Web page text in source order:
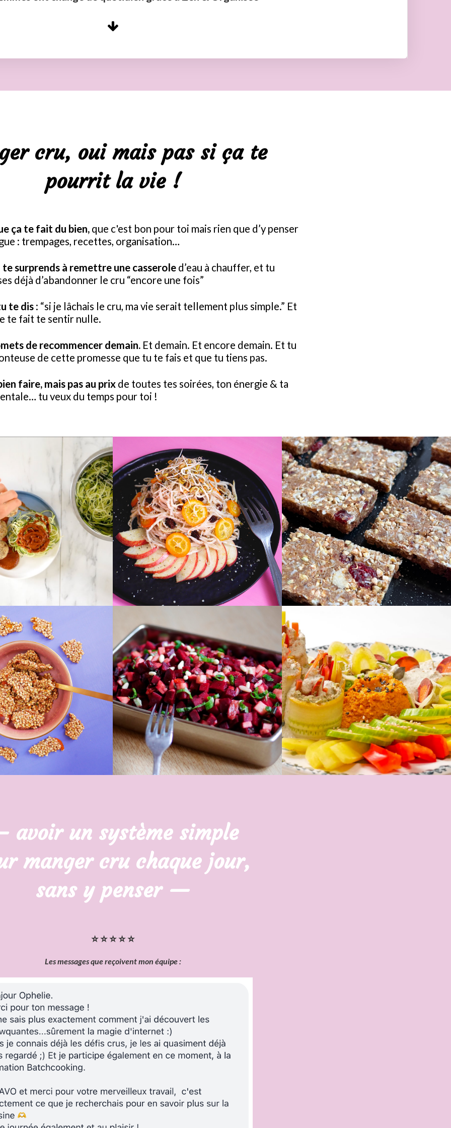
cru, oui mais pas si ça te
pourrit la vie !
ça te fait du bien, que c'est bon pour toi mais rien que d’y penser
: trempages, recettes, organisation…
te surprends à remettre une casserole d’eau à chauffer, et tu
déjà d’abandonner le cru “encore une fois”
te dis : “si je lâchais le cru, ma vie serait tellement plus simple.” Et
te fait te sentir nulle.
de recommencer demain. Et demain. Et encore demain. Et tu
de cette promesse que tu te fais et que tu tiens pas.
faire, mais pas au prix de toutes tes soirées, ton énergie & ta
tu veux du temps pour toi !
avoir un système simple
manger cru chaque jour,
sans y penser —
⭐ ⭐ ⭐ ⭐ ⭐
Les messages que reçoivent mon équipe :